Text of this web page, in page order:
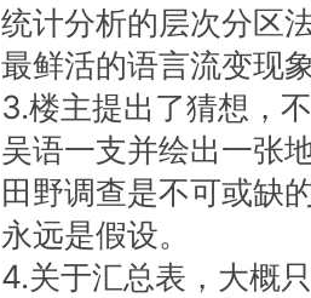
统计分析的层次分区
最鲜活的语言流变现
3.楼主提出了猜想，
吴语一支并绘出一张
田野调查是不可或缺
永远是假设。
4.关于汇总表，大概